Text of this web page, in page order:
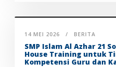
14 MEI 2026 BERITA
SMP Islam Al Azhar 21
House Training untuk
Kompetensi Guru dan